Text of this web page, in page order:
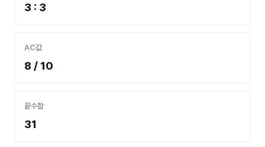
3 : 3
AC값
8 / 10
끝수합
31